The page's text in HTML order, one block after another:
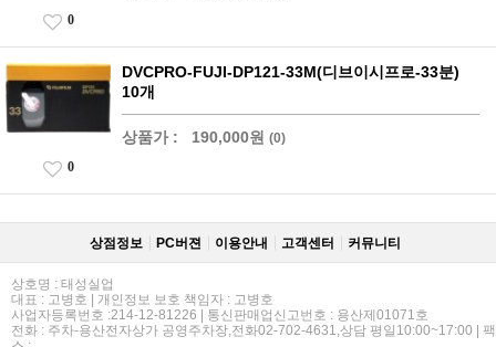
0
DVCPRO-FUJI-DP121-33M(디브이시프로-33분)
10개
상품가 : 190,000원 (0)
0
상점정보 PC버젼 이용안내 고객센터 커뮤니티
상호명 : 태성실업
대표 : 고병호 | 개인정보 보호 책임자 : 고병호
사업자등록번호 :214-12-81226 | 통신판매업신고번호 : 용산제01071호
전화 : 주차-용산전자상가 공영주차장,전화02-702-4631,상담 평일10:00~17:00 | 팩